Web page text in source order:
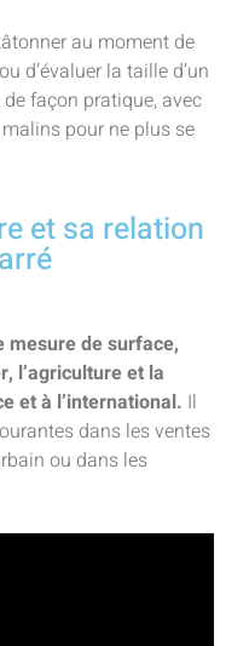
au moment de
d’évaluer la taille d’un
façon pratique, avec
pour ne plus se
et sa relation
mesure de surface,
l’agriculture et la
et à l’international. Il
dans les ventes
ou dans les